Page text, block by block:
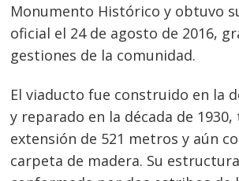
Monumento Histórico y obtuvo
oficial el 24 de agosto de 2016,
gestiones de la comunidad.
El viaducto fue construido en la
y reparado en la década de 1930,
extensión de 521 metros y aún
carpeta de madera. Su